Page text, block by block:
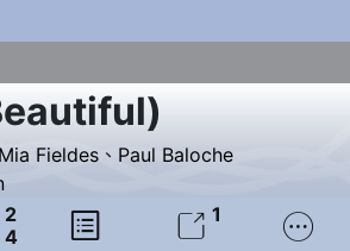
)
Mia Fieldes 、 Paul Baloche
2
4
  1 